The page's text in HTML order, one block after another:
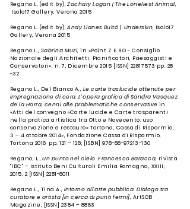
Regano L. (edit by),Zachary Logan | The Loneliest Animal,
Isolo17 Gallery, Verona 2015
Regano L. (edit by),Andy Llanes Bultó | Underskin, Isolo17
Gallery, Verona 2015
Regano L., Sabrina Muzi, in «Point Z.E.R.O - Consiglio
Nazionale degli Architetti, Pianificatori, Paesaggisti e
Conservatori», n. 7, Dicembre 2015 [ISSN] 22817573 pp. 28
-32
Regano L., Del Bianco A., Le carte traslucide ottenute per
impregnazione di cera. L’opera grafica di Sandra Vasquez
de la Horra, cenni alle problematiche conservative in
«Atti del convegno «Carte lucide e Carte trasparenti
nella pratica artistica tra Otto e Novecento: uso
conservazione e restauro» Tortona, Cassa di Risparmio,
3 – 4 ottobre 2014», Fondazione Cassa di Risparmio,
Tortona 2016 pp. 121 – 128; [ISBN]978-88-97213-130
Regano, L.,Un punto nel cielo. Francesco Baracca, rivista
"IBC" – Istituto Beni Culturali Emilia Romagna, XXIII,
2015, 2 [ISSN] 2281-6011
Regano L., Tina A., Intorno all’arte pubblica. Dialogo tra
curatore e artista [in cerca di punti fermi], ArtSOB
Magazine, [ISSN] 2384 – 8863